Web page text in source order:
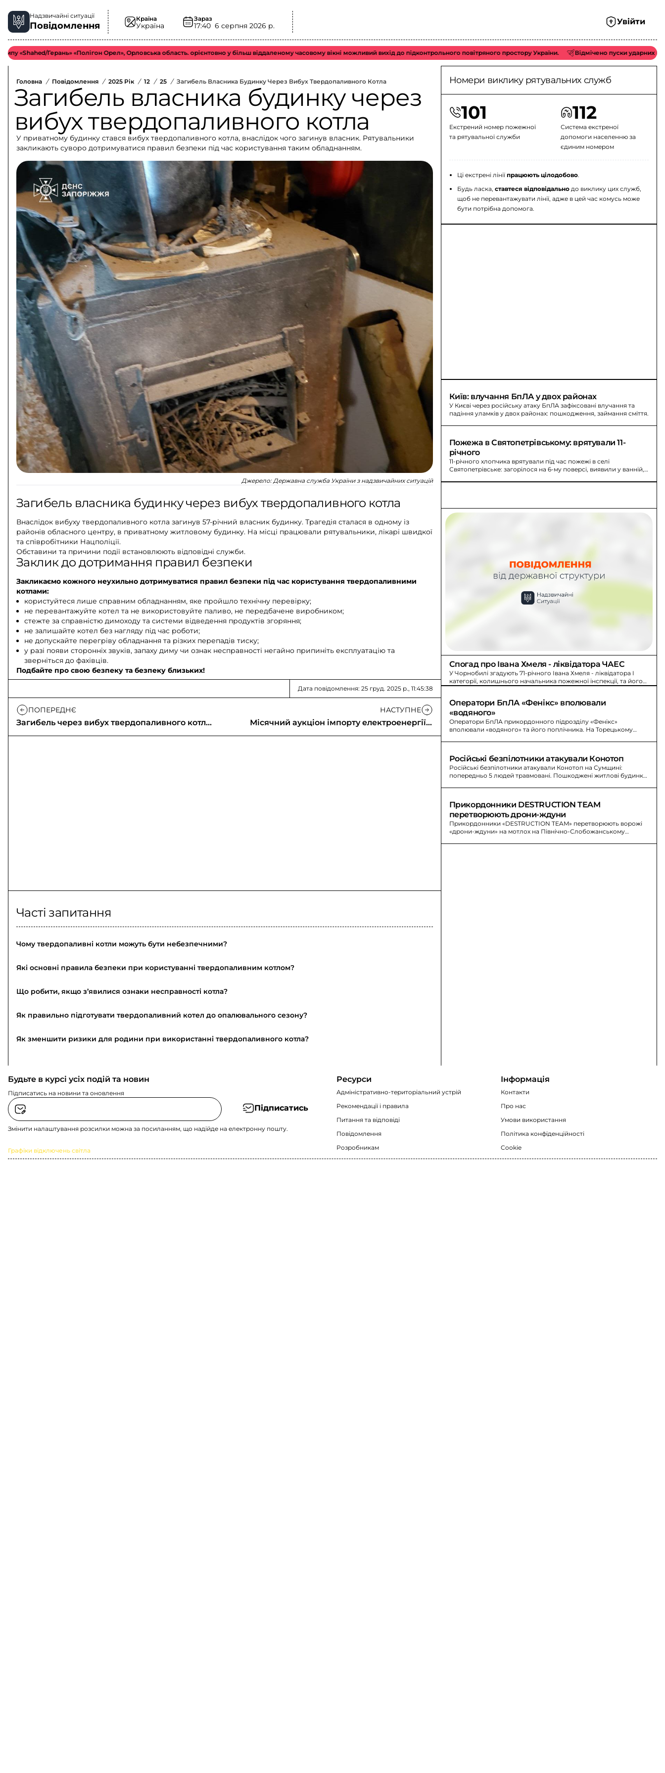
Надзвичайні ситуації
Повідомлення
Країна
Україна
Зараз
17:40 6 серпня 2026 р. Увійти
Герань» «Полігон Орел», Орловська область. орієнтовно у більш віддаленому часовому вікні можливий вихід до підконтрольного повітряного простору України. Відмічено пуски ударних БпЛА типу
Головна / Повідомлення / 2025 Рік / 12 / 25 / Загибель Власника Будинку Через Вибух Твердопаливного Котла
Загибель власника будинку через
вибух твердопаливного котла
У приватному будинку стався вибух твердопаливного котла, внаслідок чого загинув власник. Рятувальники
закликають суворо дотримуватися правил безпеки під час користування таким обладнанням.
Джерело:Державна служба України з надзвичайних ситуацій
Загибель власника будинку через вибух твердопаливного котла
Внаслідок вибуху твердопаливного котла загинув 57-річний власник будинку. Трагедія сталася в одному із
районів обласного центру, в приватному житловому будинку. На місці працювали рятувальники, лікарі швидкої
та співробітники Нацполіції.
Обставини та причини події встановлюють відповідні служби.
Заклик до дотримання правил безпеки
Закликаємо кожного неухильно дотримуватися правил безпеки під час користування твердопаливними
котлами:
користуйтеся лише справним обладнанням, яке пройшло технічну перевірку;
не перевантажуйте котел та не використовуйте паливо, не передбачене виробником;
стежте за справністю димоходу та системи відведення продуктів згоряння;
не залишайте котел без нагляду під час роботи;
не допускайте перегріву обладнання та різких перепадів тиску;
у разі появи сторонніх звуків, запаху диму чи ознак несправності негайно припиніть експлуатацію та
зверніться до фахівців.
Подбайте про свою безпеку та безпеку близьких!
Дата повідомлення: 25 груд. 2025 р., 11:45:38
ПОПЕРЕДНЄ
Загибель через вибух твердопаливного котла
у будинку
НАСТУПНЕ
Місячний аукціон імпорту електроенергії в
Україну
Часті запитання
Чому твердопаливні котли можуть бути небезпечними?
Які основні правила безпеки при користуванні твердопаливним котлом?
Що робити, якщо з’явилися ознаки несправності котла?
Як правильно підготувати твердопаливний котел до опалювального сезону?
Як зменшити ризики для родини при використанні твердопаливного котла?
Номери виклику рятувальних служб
101
Екстрений номер пожежної
та рятувальної служби
112
Система екстреної
допомоги населенню за
єдиним номером
Ці екстрені лінії працюють цілодобово.
Будь ласка, ставтеся відповідальнодо виклику цих служб,
щоб не перевантажувати лінії, адже в цей час комусь може
бути потрібна допомога.
Київ: влучання БпЛА у двох районах
У Києві через російську атаку БпЛА зафіксовані влучання та
падіння уламків у двох районах: пошкодження, займання сміття.
Пожежа в Святопетрівському: врятували 11-
річного
11-річного хлопчика врятували під час пожежі в селі
Святопетрівське: загорілося на 6-му поверсі, виявили у ванній,
Спогад про Івана Хмеля - ліквідатора ЧАЕС
У Чорнобилі згадують 71-річного Івана Хмеля - ліквідатора I
категорії, колишнього начальника пожежної інспекції, та його
родину під час аварії.
Оператори БпЛА «Фенікс» вполювали
«водяного»
Оператори БпЛА прикордонного підрозділу «Фенікс»
вполювали «водяного» та його поплічника. На Торецькому
Російські безпілотники атакували Конотоп
Російські безпілотники атакували Конотоп на Сумщині:
попередньо 5 людей травмовані. Пошкоджені житлові будинки,
Прикордонники DESTRUCTION TEAM
перетворюють дрони-ждуни
Прикордонники «DESTRUCTION TEAM» перетворюють ворожі
«дрони-ждуни» на мотлох на Північно-Слобожанському
Будьте в курсі усіх подій та новин
Підписатись на новини та оновлення
Підписатись
Змінити налаштування розсилки можна за посиланням, що надійде на електронну пошту.
Графіки відключень світла
Ресурси
Адміністративно-територіальний устрій
Рекомендації i правила
Питання та відповіді
Повідомлення
Розробникам
Інформація
Контакти
Про нас
Умови використання
Політика конфіденційності
Cookie